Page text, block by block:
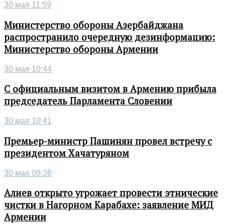
30 мая 11:59
Министерство обороны Азербайджана
распространило очередную дезинформацию:
Министерство обороны Армении
30 мая 10:44
С официальным визитом в Армению прибыла
председатель Парламента Словении
30 мая 10:41
Премьер-министр Пашинян провел встречу с
президентом Хачатуряном
30 мая 08:36
Алиев открыто угрожает провести этнические
чистки в Нагорном Карабахе: заявление МИД
Армении